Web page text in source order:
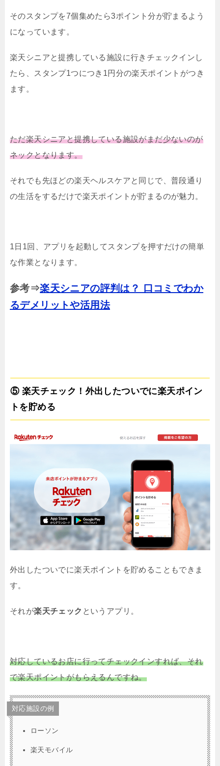
そのスタンプを7個集めたら3ポイント分が貯まるよう
になっています。
楽天シニアと提携している施設に行きチェックインし
たら、スタンプ1つにつき1円分の楽天ポイントがつき
ます。
ただ楽天シニアと提携している施設がまだ少ないのが
ネックとなります。
それでも先ほどの楽天ヘルスケアと同じで、普段通り
の生活をするだけで楽天ポイントが貯まるのが魅力。
1日1回、アプリを起動してスタンプを押すだけの簡単
な作業となります。
参考⇒楽天シニアの評判は？ 口コミでわか
るデメリットや活用法
⑤ 楽天チェック！外出したついでに楽天ポイン
トを貯める
外出したついでに楽天ポイントを貯めることもできま
す。
それが楽天チェック というアプリ。
対応しているお店に行ってチェックインすれば、それ
で楽天ポイントがもらえるんですね。
対応施設の例
ローソン
楽天モバイル